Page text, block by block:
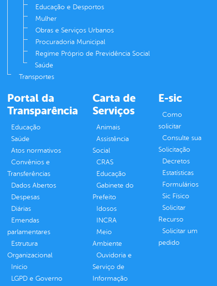
Educação e Desportos
Mulher
Obras e Serviços Urbanos
Procuradoria Municipal
Regime Próprio de Previdência Social
Saúde
Transportes
Portal da
Transparência
Educação
Saúde
Atos normativos
Convênios e
Transferências
Dados Abertos
Despesas
Diárias
Emendas
parlamentares
Estrutura
Organizacional
Inicio
LGPD e Governo
Carta de
Serviços
Animais
Assistência
Social
CRAS
Educação
Gabinete do
Prefeito
Idosos
INCRA
Meio
Ambiente
Ouvidoria e
Serviço de
Informação
E-sic
Como
solicitar
Consulte sua
Solicitação
Decretos
Estatísticas
Formulários
Sic Físico
Solicitar
Recurso
Solicitar um
pedido